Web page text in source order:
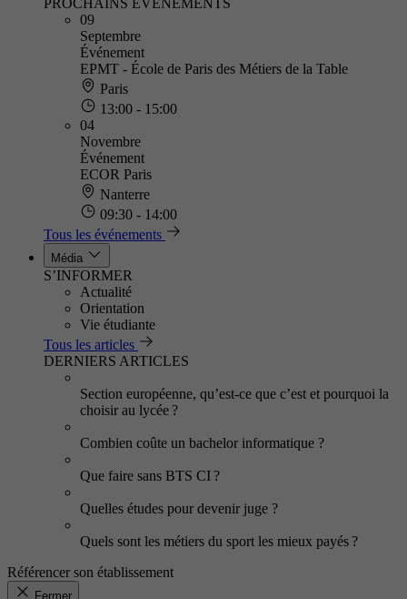
PROCHAINS ÉVÈNEMENTS
09
Septembre
Événement
EPMT - École de Paris des Métiers de la Table
Paris
13:00 - 15:00
04
Novembre
Événement
ECOR Paris
Nanterre
09:30 - 14:00
Tous les événements
Média
S’INFORMER
Actualité
Orientation
Vie étudiante
Tous les articles
DERNIERS ARTICLES
Section européenne, qu’est-ce que c’est et pourquoi la
choisir au lycée ?
Combien coûte un bachelor informatique ?
Que faire sans BTS CI ?
Quelles études pour devenir juge ?
Quels sont les métiers du sport les mieux payés ?
Référencer son établissement
Fermer